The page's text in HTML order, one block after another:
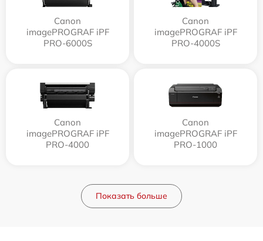
Canon
imagePROGRAF iPF
PRO-6000S
Canon
imagePROGRAF iPF
PRO-4000S
Canon
imagePROGRAF iPF
PRO-4000
Canon
imagePROGRAF iPF
PRO-1000
Показать больше